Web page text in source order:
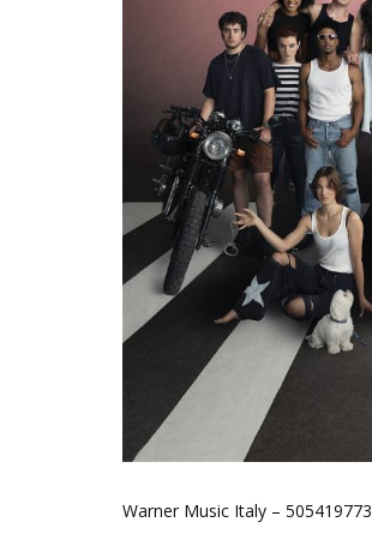
Warner Music Italy –